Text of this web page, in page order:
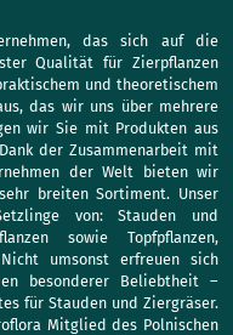
das sich auf die
Qualität für Zierpflanzen
und theoretischem
das wir uns über mehrere
wir Sie mit Produkten aus
der Zusammenarbeit mit
der Welt bieten wir
breiten Sortiment. Unser
von: Stauden und
sowie Topfpflanzen,
umsonst erfreuen sich
besonderer Beliebtheit –
für Stauden und Ziergräser.
Mitglied des Polnischen